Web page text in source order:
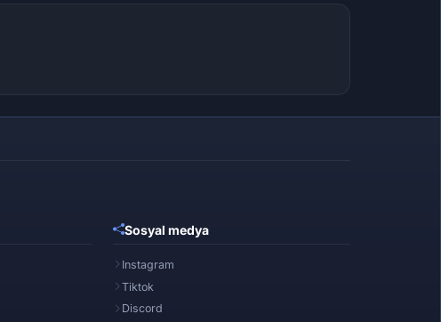
Sosyal medya
Instagram
Tiktok
Discord